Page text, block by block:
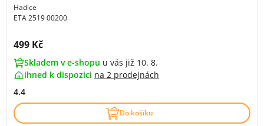
Hadice
ETA 2519 00200
Cena s DPH:
499 Kč
Skladem v e-shopu u vás již 10. 8.
ihned k dispozici na 2 prodejnách
4.4
Do košíku